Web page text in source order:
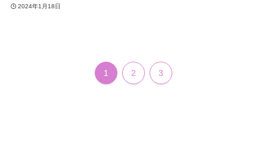
2024年1月18日
1 2 3